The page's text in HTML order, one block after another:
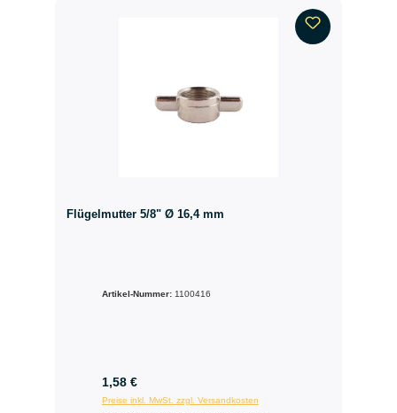
Flügelmutter 5/8" Ø 16,4 mm
Artikel-Nummer: 1100416
1,58 €
Preise inkl. MwSt. zzgl. Versandkosten